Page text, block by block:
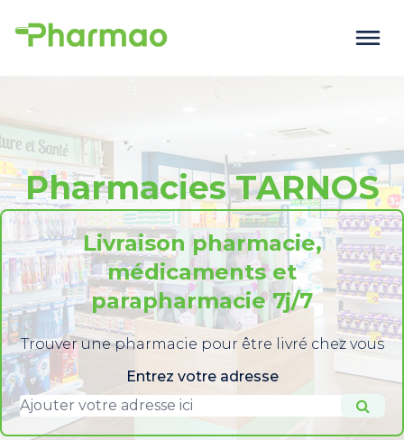
Pharmacies TARNOS
Livraison pharmacie,
médicaments et
parapharmacie 7j/7
Trouver une pharmacie pour être livré chez vous
Entrez votre adresse